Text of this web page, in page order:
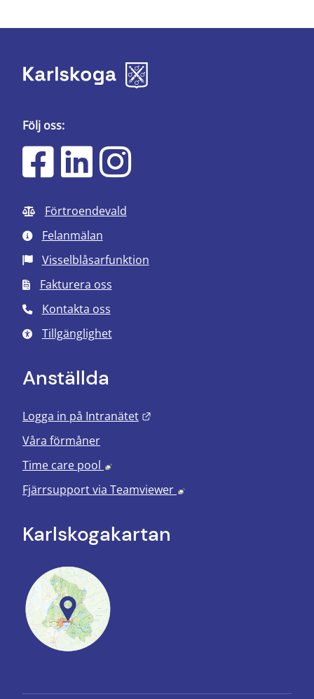
Följ oss:
Förtroendevald
Felanmälan
Visselblåsarfunktion
Fakturera oss
Kontakta oss
Tillgänglighet
Anställda
Logga in på Intranätet
Våra förmåner
Time care pool
Länk till annan webbplats, öppnas i
Fjärrsupport via Teamviewer Länk till annan
Karlskoga­kartan